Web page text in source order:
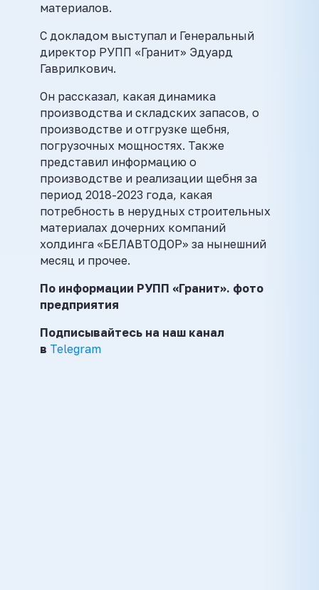
материалов.
С докладом выступал и Генеральный
директор РУПП «Гранит» Эдуард
Гаврилкович.
Он рассказал, какая динамика
производства и складских запасов, о
производстве и отгрузке щебня,
погрузочных мощностях. Также
представил информацию о
производстве и реализации щебня за
период 2018-2023 года, какая
потребность в нерудных строительных
материалах дочерних компаний
холдинга «БЕЛАВТОДОР» за нынешний
месяц и прочее.
По информации РУПП «Гранит». фото
предприятия
Подписывайтесь на наш канал
в Telegram